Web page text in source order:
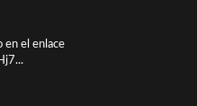
en el enlace